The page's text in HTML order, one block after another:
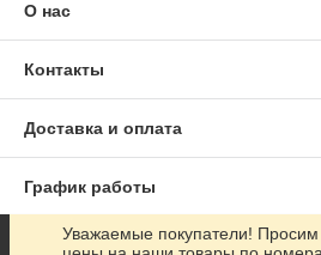
О нас
Контакты
Доставка и оплата
График работы
Полная версия сайта
Уважаемые покупатели! Просим